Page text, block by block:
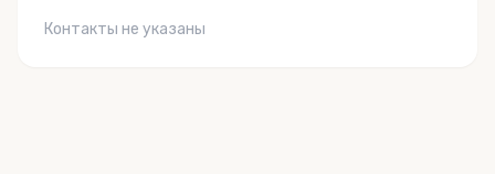
Контакты не указаны